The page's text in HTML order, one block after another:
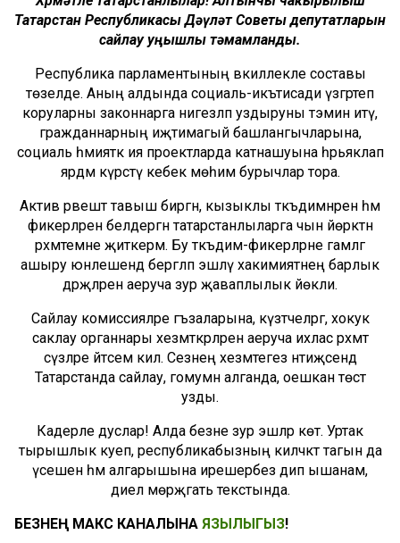
Татарстан Республикасы Дәүләт Советы депутатларын
сайлау уңышлы тәмамланды.
Республика парламентының вәкиллекле составы
төзелде. Аның алдында социаль-икътисади үзгәртеп
коруларны законнарга нигезләп уздыруны тәэмин итү,
гражданнарның иҗтимагый башлангычларына,
социаль әһәмияткә ия проектларда катнашуына һәрьяклап
ярдәм күрсәтү кебек мөһим бурычлар тора.
Актив рәвештә тавыш биргән, кызыклы тәкъдимнәрен һәм
фикерләрен белдергән татарстанлыларга чын йөрәктән
рәхмәтемне җиткерәм. Бу тәкъдим-фикерләрне гамәлгә
ашыру юнәлешендә бергәләп эшләү хакимиятнең барлык
дәрәҗәләренә аеруча зур җаваплылык йөкли.
Сайлау комиссияләре әгъзаларына, күзәтчеләргә, хокук
саклау органнары хезмәткәрләренә аеруча ихлас рәхмәт
сүзләре әйтәсем килә. Сезнең хезмәтегез нәтиҗәсендә
Татарстанда сайлау, гомумән алганда, оешкан төстә
узды.
Кадерле дуслар! Алда безне зур эшләр көтә. Уртак
тырышлык куеп, республикабызның киләчәктә тагын да
үсешенә һәм алгарышына ирешербез дип ышанам,
диелә мөрәҗәгать текстында.
БЕЗНЕҢ МАКС КАНАЛЫНА ЯЗЫЛЫГЫЗ!